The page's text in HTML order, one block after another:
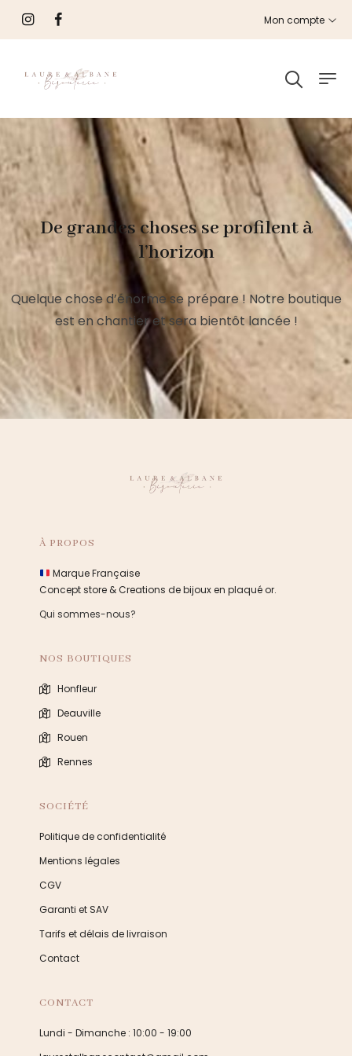
Mon compte
De grandes choses se profilent à
l’horizon
Quelque chose d’énorme se prépare ! Notre boutique
est en chantier et sera bientôt lancée !
À PROPOS
Marque Française
Concept store & Creations de bijoux en plaqué or.
Qui sommes-nous?
NOS BOUTIQUES
Honfleur
Deauville
Rouen
Rennes
SOCIÉTÉ
Politique de confidentialité
Mentions légales
CGV
Garanti et SAV
Tarifs et délais de livraison
Contact
CONTACT
Lundi - Dimanche : 10:00 - 19:00